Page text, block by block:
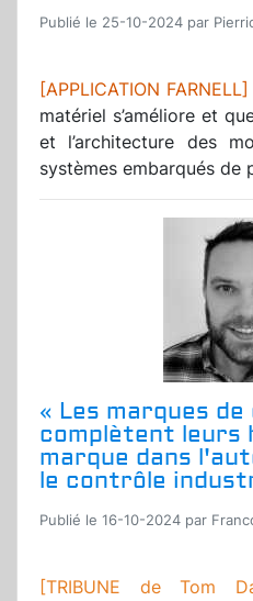
Publié le 25-10-2024 par
[APPLICATION
matériel s’améliore et
et l’architecture des
systèmes embarqués de
« Les marques
complètent leurs
marque dans
le contrôle
Publié le 16-10-2024 par
[TRIBUNE de Tom